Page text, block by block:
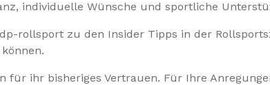
individuelle Wünsche und sportliche
rollsport zu den Insider Tipps in der
für ihr bisheriges Vertrauen. Für Ihre